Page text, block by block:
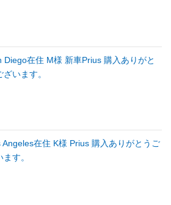
Diego在住 M様 新車Prius 購入ありがと
ざいます。
Angeles在住 K様 Prius 購入ありがとうご
ます。